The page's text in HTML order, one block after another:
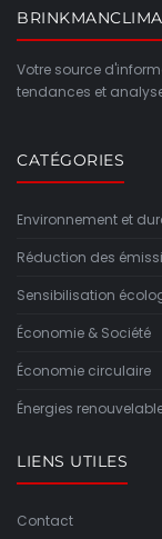
Votre source
tendances et
CATÉGORIES
Environnement et
Réduction des
Sensibilisation
Économie & Société
Économie circulaire
Énergies
LIENS UTILES
Contact